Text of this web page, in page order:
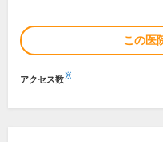
この医
アクセス数※